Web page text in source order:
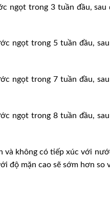
trong 3 tuần đầu, sau
ngọt trong 5 tuần đầu,
ngọt trong 7 tuần đầu,
ngọt trong 8 tuần đầu,
và không có tiếp xúc với
độ mặn cao sẽ sớm hơn so